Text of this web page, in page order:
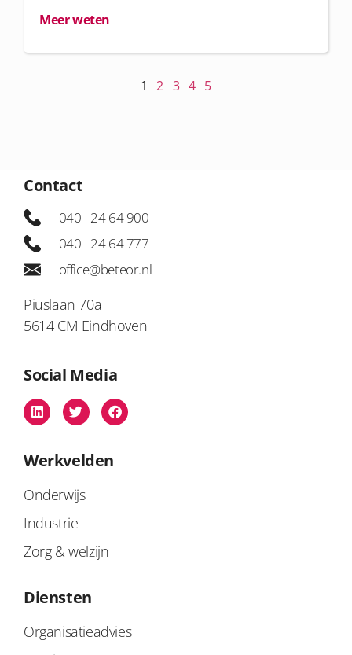
Meer weten
1 2 3 4 5
Contact
040 - 24 64 900
040 - 24 64 777
office@beteor.nl
Piuslaan 70a
5614 CM Eindhoven
Social Media
Werkvelden
Onderwijs
Industrie
Zorg & welzijn
Diensten
Organisatieadvies